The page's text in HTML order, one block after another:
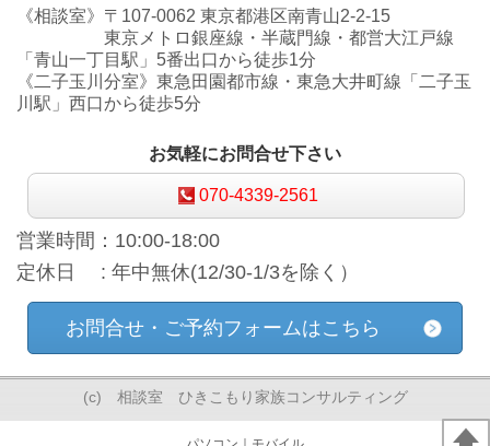
《相談室》〒107-0062 東京都港区南青山2-2-15
東京メトロ銀座線・半蔵門線・都営大江戸線
「青山一丁目駅」5番出口から徒歩1分
《二子玉川分室》東急田園都市線・東急大井町線「二子玉
川駅」西口から徒歩5分
お気軽にお問合せ下さい
070-4339-2561
営業時間：10:00-18:00
定休日 : 年中無休(12/30-1/3を除く）
お問合せ・ご予約フォームはこちら
(c) 相談室 ひきこもり家族コンサルティング